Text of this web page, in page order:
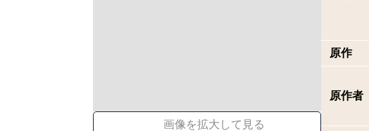
画像を拡大して見る
原作
原作者